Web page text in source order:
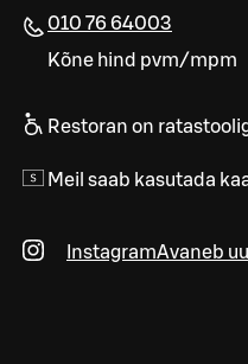
010 76 64003
Kõne hind pvm/mpm
Restoran on
Meil saab kasutada
InstagramAvaneb